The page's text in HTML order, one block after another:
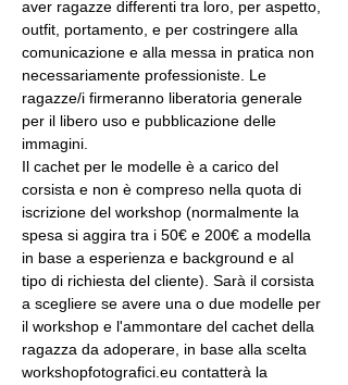
aver ragazze differenti tra loro, per aspetto,
outfit, portamento, e per costringere alla
comunicazione e alla messa in pratica non
necessariamente professioniste. Le
ragazze/i firmeranno liberatoria generale
per il libero uso e pubblicazione delle
immagini.
Il cachet per le modelle è a carico del
corsista e non è compreso nella quota di
iscrizione del workshop (normalmente la
spesa si aggira tra i 50€ e 200€ a modella
in base a esperienza e background e al
tipo di richiesta del cliente). Sarà il corsista
a scegliere se avere una o due modelle per
il workshop e l'ammontare del cachet della
ragazza da adoperare, in base alla scelta
workshopfotografici.eu contatterà la